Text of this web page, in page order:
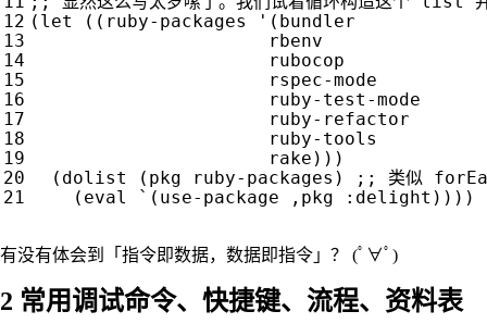
( let (( ruby-packages ' ( bundler
rbenv
rubocop
rspec-mode
ruby-test-mode
ruby-refactor
ruby-tools
rake )))
( dolist ( pkg ruby-packages )
;; 类似
( eval ` ( use-package , pkg :delight ))))
有没有体会到「指令即数据，数据即指令」？ (ﾟ∀ﾟ)
2 常用调试命令、快捷键、流程、资料表